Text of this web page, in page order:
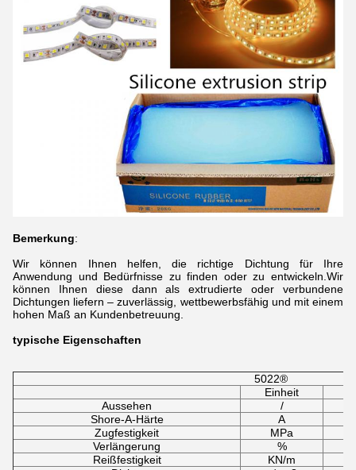
Bemerkung:
Wir können Ihnen helfen, die richtige Dichtung für Ihre
Anwendung und Bedürfnisse zu finden oder zu entwickeln.Wir
können Ihnen diese dann als extrudierte oder verbundene
Dichtungen liefern – zuverlässig, wettbewerbsfähig und mit einem
hohen Maß an Kundenbetreuung
typische Eigenschaften
5022®
Einheit
Aussehen
/
Shore-A-Härte
A
Zugfestigkeit
MPa
Verlängerung
%
Reißfestigkeit
KN/m